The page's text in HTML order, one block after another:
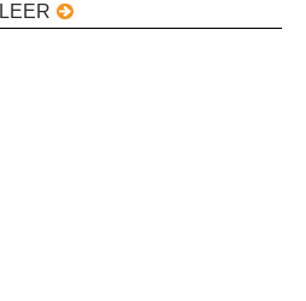
LEER